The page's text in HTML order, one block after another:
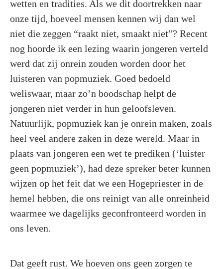
wetten en tradities. Als we dit doortrekken naar
onze tijd, hoeveel mensen kennen wij dan wel
niet die zeggen “raakt niet, smaakt niet”? Recent
nog hoorde ik een lezing waarin jongeren verteld
werd dat zij onrein zouden worden door het
luisteren van popmuziek. Goed bedoeld
weliswaar, maar zo’n boodschap helpt de
jongeren niet verder in hun geloofsleven.
Natuurlijk, popmuziek kan je onrein maken, zoals
heel veel andere zaken in deze wereld. Maar in
plaats van jongeren een wet te prediken (‘luister
geen popmuziek’), had deze spreker beter kunnen
wijzen op het feit dat we een Hogepriester in de
hemel hebben, die ons reinigt van alle onreinheid
waarmee we dagelijks geconfronteerd worden in
ons leven.
Dat geeft rust. We hoeven ons geen zorgen te